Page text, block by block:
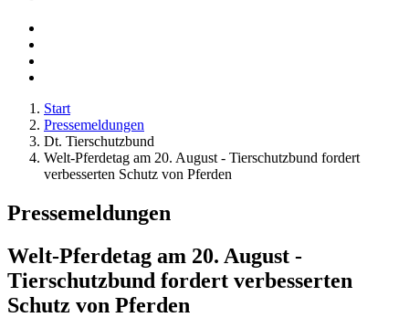
Start
Pressemeldungen
Dt. Tierschutzbund
Welt-Pferdetag am 20. August - Tierschutzbund fordert
verbesserten Schutz von Pferden
Pressemeldungen
Welt-Pferdetag am 20. August -
Tierschutzbund fordert verbesserten
Schutz von Pferden